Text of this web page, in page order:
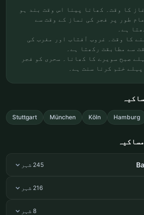
کا وقت۔ کھانا پینا اس وقت بند ہو
طور پر فجر کی نماز کے وقت سے
ہے۔
کا وقت۔ غروب آفتاب اور مغرب کی
سے مطابقت رکھتا ہے۔
صبح سویرے کا کھانا۔ سحری کو فجر
ختم کرنا سنت ہے۔
Hamburg
Köln
München
Stuttgart
245 شہر
216 شہر
8 شہر